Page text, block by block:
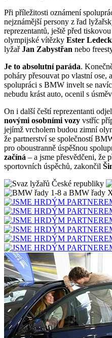
Při příležitosti oznámení
nejznámější persony z řad
reprezentantů, ještě před
olympijské vítězky Ester
lyžařJan Zabystřan nebo
Je to absolutní paráda.
poháry přesouvat po vlastní ose,
spolupráci s BMW invelt se
nebudu krást auto, ocenil s
On i další čeští reprezentanti
novými osobními vozy vstříc
jejímž vrcholem budou zimní
že partnerství se společností
pro oboustranně úspěšnou
začíná – a jsme přesvědčeni, že
sportovních úspěchů, zakončil